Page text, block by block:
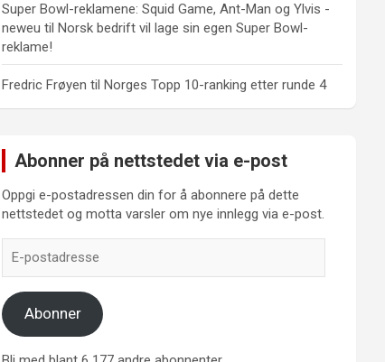
Super Bowl-reklamene: Squid Game, Ant-Man og Ylvis -
neweu tilNorsk bedrift vil lage sin egen Super Bowl-
reklame!
Fredric Frøyen tilNorges Topp 10-ranking etter runde 4
Abonner på nettstedet via e-post
Oppgi e-postadressen din for å abonnere på dette
nettstedet og motta varsler om nye innlegg via e-post.
postadresse
Abonner